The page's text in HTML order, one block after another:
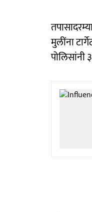
मुलींना
पोलिसांनी